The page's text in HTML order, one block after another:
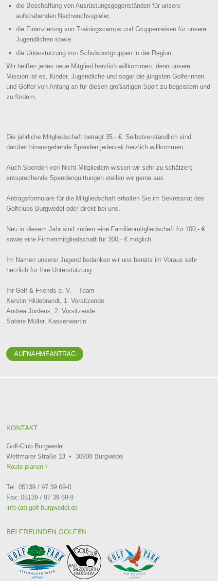
die Beschaffung von Ausrüstungsgegenständen für unsere
aufstrebenden Nachwuchsspieler,
die Finanzierung von Trainingscamps und Gruppenreisen für unsere
Jugendlichen sowie
die Unterstützung von Schulsportgruppen in der Region.
Wir heißen jedes neue Mitglied herzlich willkommen, denn unsere
Mission ist es, Kinder, Jugendliche und sogar die jüngsten Golferinnen
und Golfer von Anfang an für diesen großartigen Sport zu begeistern und
zu fördern.
Die jährliche Mitgliedschaft beträgt 35,- €. Selbstverständlich sind
darüber hinausgehende Spenden jederzeit herzlich willkommen.
Auch Spenden von Nicht-Mitgliedern wissen wir sehr zu schätzen;
entsprechende Spendenquittungen stellen wir gerne aus.
Antragsformulare für die Mitgliedschaft erhalten Sie im Sekretariat des
Golfclubs Burgwedel oder direkt bei uns.
Neu in diesem Jahr sind zudem eine Familienmitgliedschaft für 100,- €
sowie eine Firmenmitgliedschaft für 300,- € möglich.
Im Namen unserer Jugend bedanken wir uns bereits im Voraus sehr
herzlich für Ihre Unterstützung.
Ihr Golf & Friends e. V. – Team
Kerstin Hildebrandt, 1. Vorsitzende
Andrea Jördens, 2. Vorsitzende
Sabine Müller, Kassenwartin
AUFNAHMEANTRAG
KONTAKT
Golf-Club Burgwedel
Wettmarer Straße 13 • 30938 Burgwedel
Route planen
Tel: 05139 / 97 39 69-0
Fax: 05139 / 97 39 69-9
info (at) golf-burgwedel.de
BEI FREUNDEN GOLFEN